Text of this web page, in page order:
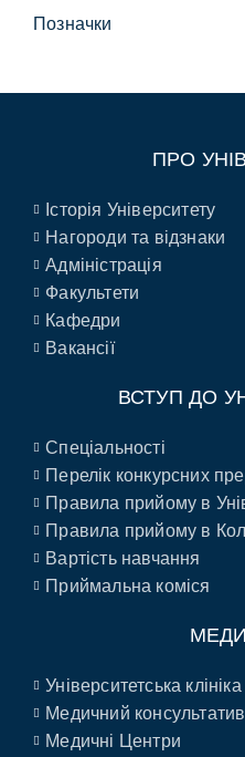
Позначки
ПРО
Історія Університету
Нагороди та відзнаки
Адміністрація
Факультети
Кафедри
Вакансії
ВСТУП ДО
Спеціальності
Перелік конкурсних
Правила прийому в
Правила прийому в
Вартість навчання
Приймальна коміся
Університетська клініка
Медичний
Медичні Центри